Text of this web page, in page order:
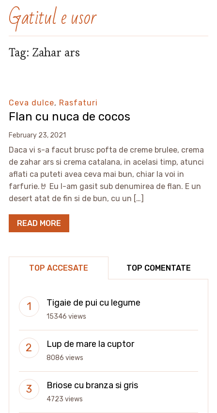
Gatitul e usor
Tag: Zahar ars
Ceva dulce, Rasfaturi
Flan cu nuca de cocos
February 23, 2021
Daca vi s-a facut brusc pofta de creme brulee, crema
de zahar ars si crema catalana, in acelasi timp, atunci
aflati ca puteti avea ceva mai bun, chiar la voi in
farfurie.🤘 Eu l-am gasit sub denumirea de flan. E un
desert atat de fin si de bun, cu un […]
READ MORE
TOP ACCESATE TOP COMENTATE
Tigaie de pui cu legume
15346 views
Lup de mare la cuptor
8086 views
Briose cu branza si gris
4723 views